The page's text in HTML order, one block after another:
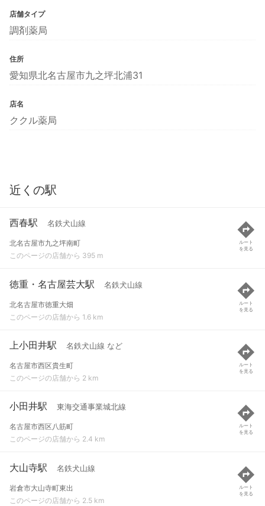
店舗タイプ
調剤薬局
住所
愛知県北名古屋市九之坪北浦31
店名
ククル薬局
近くの駅
西春駅 名鉄犬山線
北名古屋市九之坪南町
このページの店舗から 395 m
ルート
を見る
徳重・名古屋芸大駅 名鉄犬山線
北名古屋市徳重大畑
このページの店舗から 1.6 km
ルート
を見る
上小田井駅 名鉄犬山線 など
名古屋市西区貴生町
このページの店舗から 2 km
ルート
を見る
小田井駅 東海交通事業城北線
名古屋市西区八筋町
このページの店舗から 2.4 km
ルート
を見る
大山寺駅 名鉄犬山線
岩倉市大山寺町東出
このページの店舗から 2.5 km
ルート
を見る